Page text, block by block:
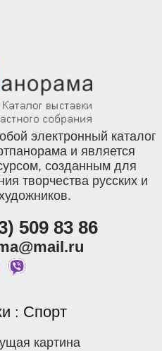
электронный каталог
и является
созданным для
творчества русских и
509 83 86
: Спорт
картина